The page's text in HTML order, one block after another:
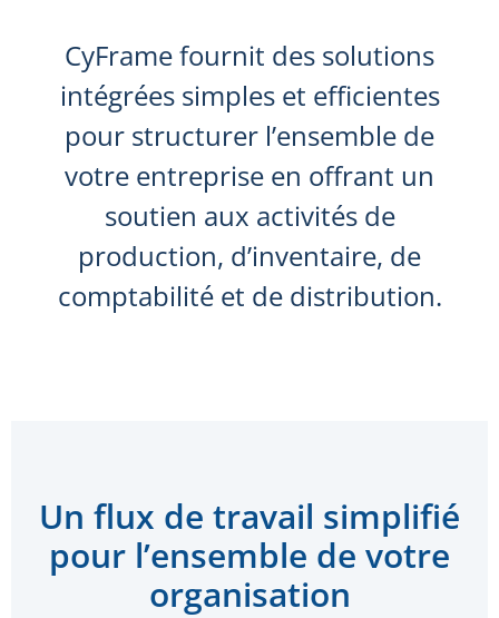
CyFrame fournit des solutions
intégrées simples et efficientes
pour structurer l’ensemble de
votre entreprise en offrant un
soutien aux activités de
production, d’inventaire, de
comptabilité et de distribution.
Un flux de travail simplifié
pour l’ensemble de votre
organisation